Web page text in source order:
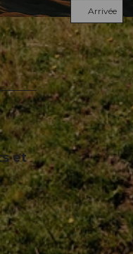
et
Arrivée